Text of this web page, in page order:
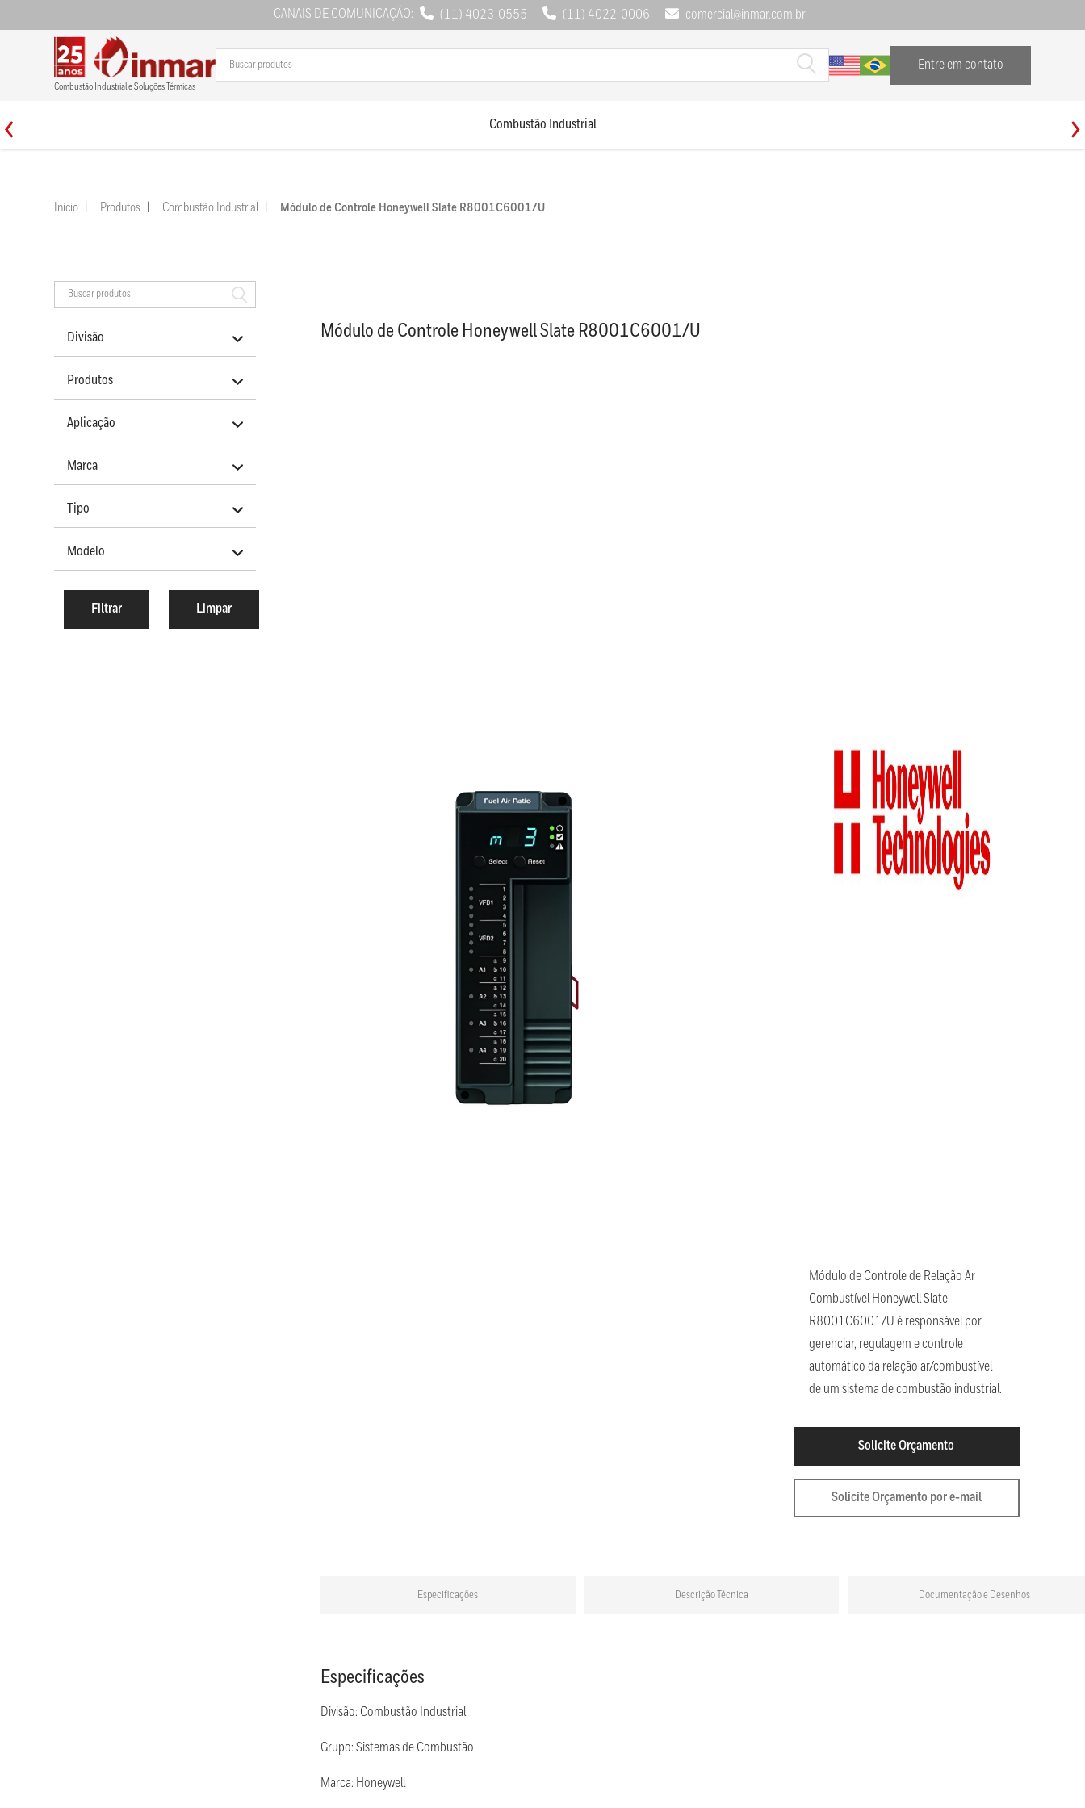
CANAIS DE COMUNICAÇÃO: (11) 4023-0555 (11) 4022-0006 comercial@inmar.com.br
Combustão Industrial e Soluções Térmicas
Entre em contato
Combustão Industrial
Início Produtos Combustão Industrial Módulo de Controle Honeywell Slate R8001C6001/U
Divisão
Produtos
Aplicação
Marca
Tipo
Modelo
Módulo de Controle Honeywell Slate R8001C6001/U
Módulo de Controle de Relação Ar
Combustível Honeywell Slate
R8001C6001/U é responsável por
gerenciar, regulagem e controle
automático da relação ar/combustível
de um sistema de combustão industrial.
Solicite Orçamento
Solicite Orçamento por e-mail
Especificações Descrição Técnica Documentação e Desenhos
Especificações
Divisão: Combustão Industrial
Grupo: Sistemas de Combustão
Marca: Honeywell